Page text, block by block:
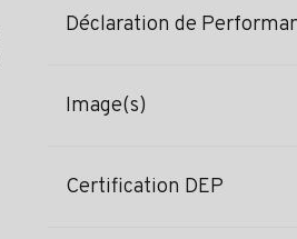
Déclaration de
Image(s)
Certification DEP